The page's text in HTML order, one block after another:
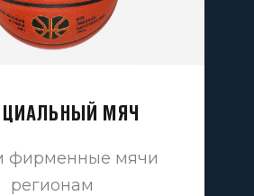
МЯЧ
фирменные мячи
регионам